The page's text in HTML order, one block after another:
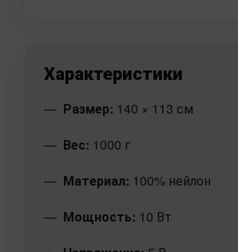
Характеристики
Размер: 140 × 113 см
Вес: 1000 г
Материал: 100% нейлон
Мощность: 10 Вт